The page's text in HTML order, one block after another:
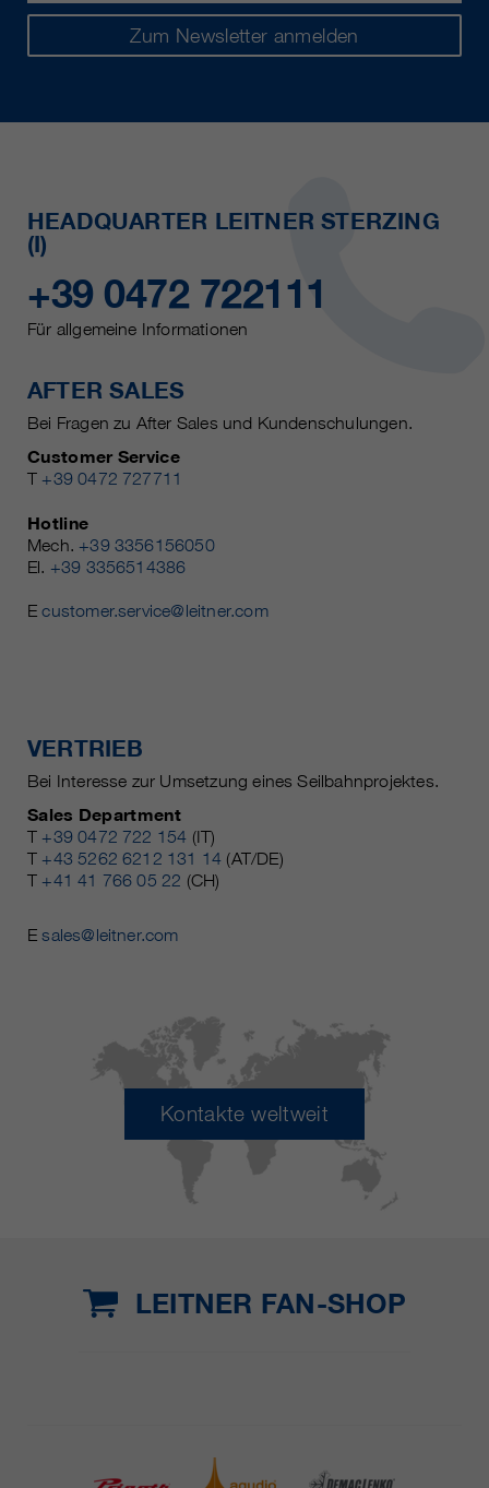
Zum Newsletter anmelden
HEADQUARTER LEITNER STERZING
(I)
+39 0472 722111
Für allgemeine Informationen
AFTER SALES
Bei Fragen zu After Sales und Kundenschulungen.
Customer Service
T +39 0472 727711
Hotline
Mech. +39 3356156050
El. +39 3356514386
Ecustomer.service@leitner.com
VERTRIEB
Bei Interesse zur Umsetzung eines Seilbahnprojektes.
Sales Department
T +39 0472 722 154 (IT)
T +43 5262 6212 131 14 (AT/DE)
T +41 41 766 05 22 (CH)
Esales@leitner.com
Kontakte weltweit
LEITNER FAN-SHOP